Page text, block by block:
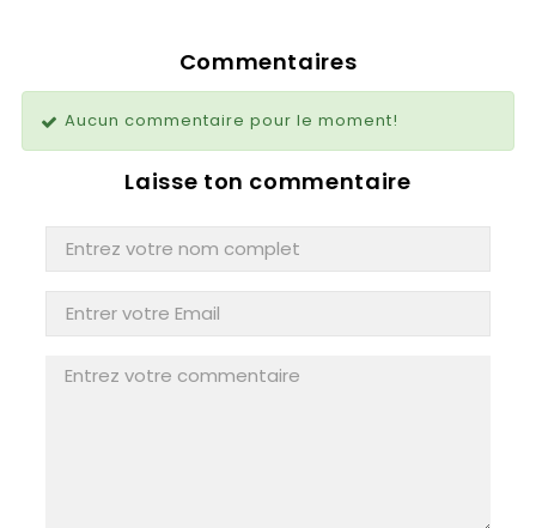
Commentaires
Aucun commentaire pour le moment!
Laisse ton commentaire